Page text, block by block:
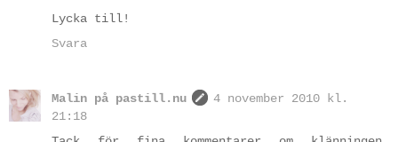
Lycka till!
Svara
Malin på pastill.nu
4 november 2010 kl.
21:18